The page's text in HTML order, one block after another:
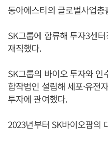
동아에스티의 글로벌사업
SK그룹에 합류해 투자3센
재직했다.
SK그룹의 바이오 투자와
합작법인 설립해 세포·유전
투자에 관여했다.
2023년부터 SK바이오팜의